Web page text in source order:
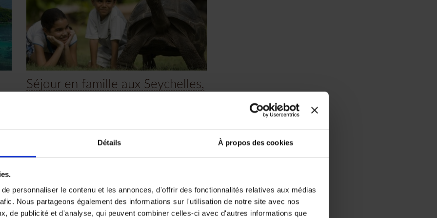
Détails À propos des cookies
personnaliser le contenu et les annonces, d'offrir des fonctionnalités relatives aux médias
Nous partageons également des informations sur l'utilisation de notre site avec nos
de publicité et d'analyse, qui peuvent combiner celles-ci avec d'autres informations que
Séjour en famille aux Seychelles,
une atmosphère idéale que les petits comme les